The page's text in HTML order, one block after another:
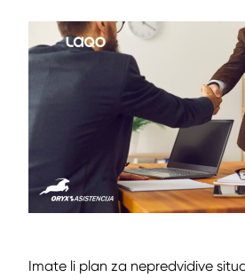
Imate li plan za nepredvidive